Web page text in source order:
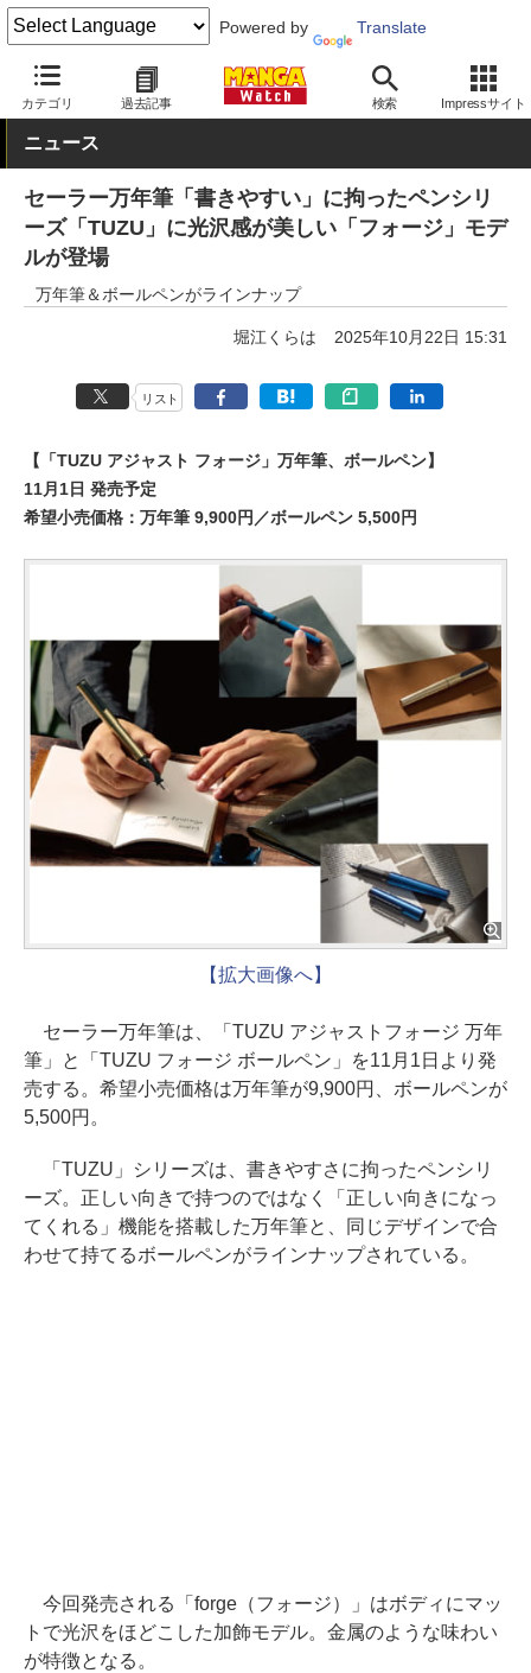
Powered by Translate
カテゴリ 過去記事 検索 Impressサイト
MANGA Watch グッズ
ニュース
セーラー万年筆「書きやすい」に拘ったペンシリ
ーズ「TUZU」に光沢感が美しい「フォージ」モデ
ルが登場
万年筆＆ボールペンがラインナップ
堀江くらは 2025年10月22日 15:31
リスト
【「TUZU アジャスト フォージ」万年筆、ボールペン】
11月1日 発売予定
希望小売価格：万年筆 9,900円／ボールペン 5,500円
【拡大画像へ】
セーラー万年筆は、「TUZU アジャストフォージ 万年
筆」と「TUZU フォージ ボールペン」を11月1日より発
売する。希望小売価格は万年筆が9,900円、ボールペンが
5,500円。
「TUZU」シリーズは、書きやすさに拘ったペンシリ
ーズ。正しい向きで持つのではなく「正しい向きになっ
てくれる」機能を搭載した万年筆と、同じデザインで合
わせて持てるボールペンがラインナップされている。
今回発売される「forge（フォージ）」はボディにマッ
トで光沢をほどこした加飾モデル。金属のような味わい
が特徴となる。